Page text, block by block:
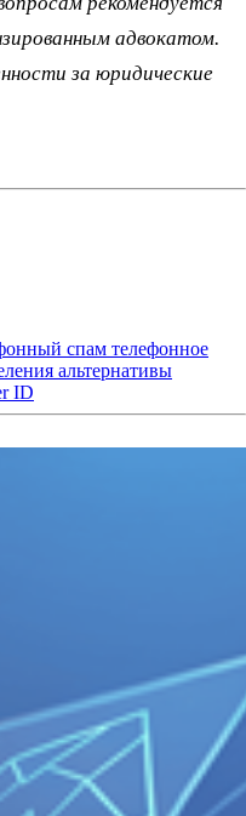
адвокатом.
за юридические
спам телефонное
альтернативы
ID